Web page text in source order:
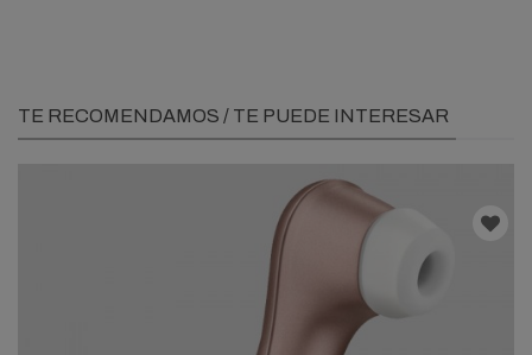
TE RECOMENDAMOS / TE PUEDE INTERESAR